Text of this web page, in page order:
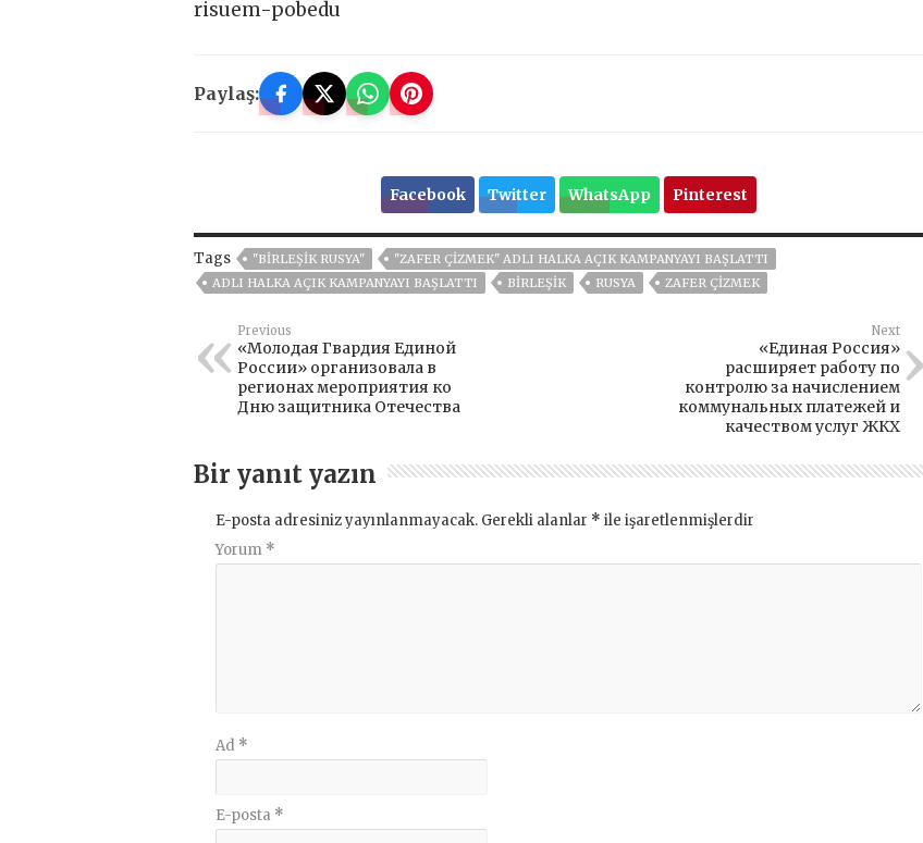
risuem-pobedu
Paylaş:
Facebook Twitter WhatsApp Pinterest
Tags "BIRLEŞIK RUSYA"
"ZAFER ÇIZMEK" ADLI HALKA AÇIK KAMPANYAYI BAŞLATTI
ADLI HALKA AÇIK KAMPANYAYI BAŞLATTI
BIRLEŞIK RUSYA ZAFER ÇIZMEK
Previous
«Молодая Гвардия Единой
России» организовала в
регионах мероприятия ко
Дню защитника Отечества
Next
«Единая Россия»
расширяет работу по
контролю за начислением
коммунальных платежей и
качеством услуг ЖКХ
Bir yanıt yazın
E-posta adresiniz yayınlanmayacak. Gerekli alanlar * ile işaretlenmişlerdir
Yorum *
Ad *
E-posta *